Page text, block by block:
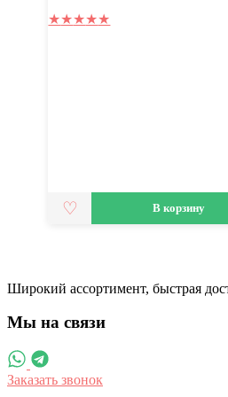
★★★★★
В корзину
Широкий ассортимент, быстрая
Мы на связи
Заказать звонок